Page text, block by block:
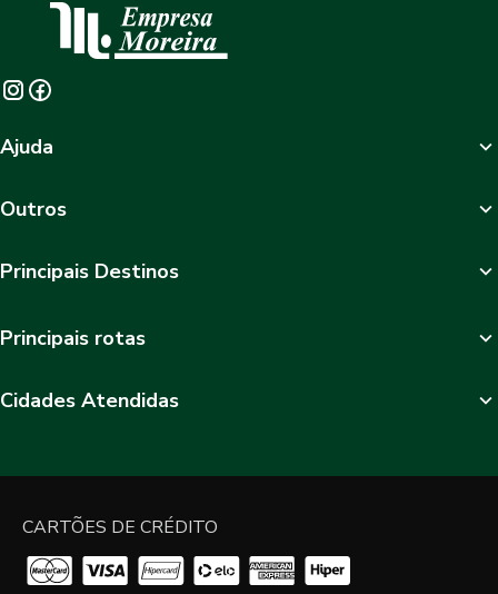
Ajuda
Outros
Principais Destinos
Principais rotas
Cidades Atendidas
CARTÕES DE CRÉDITO